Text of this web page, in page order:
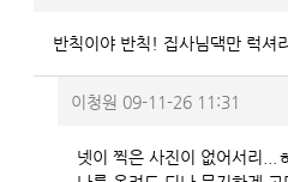
반칙이야 반칙! 집사님댁만 럭셔
이청원 09-11-26 11:31
넷이 찍은 사진이 없어서리...